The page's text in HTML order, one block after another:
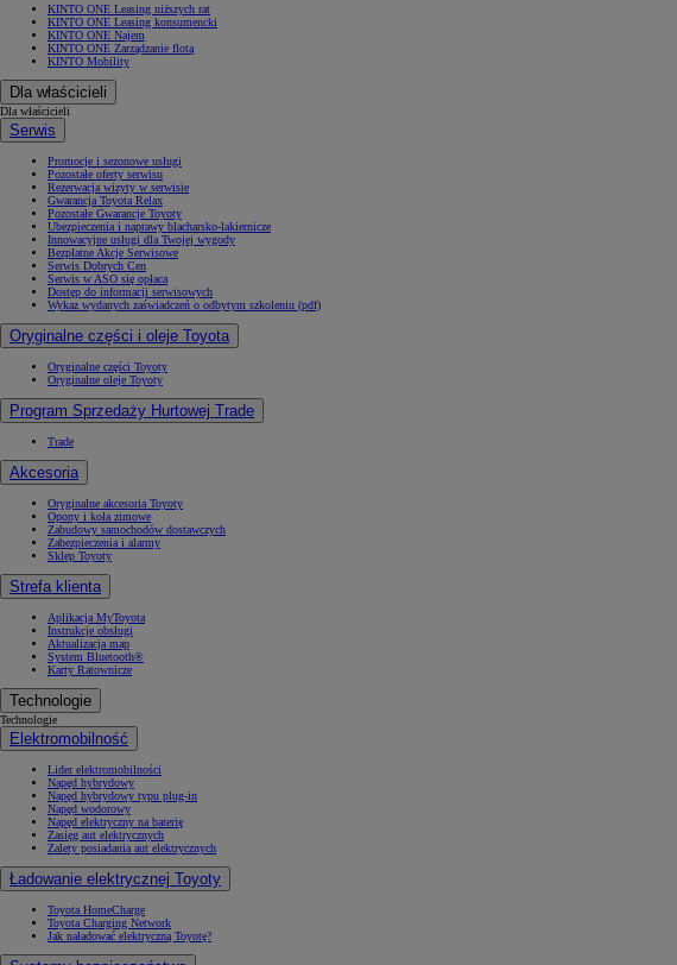
KINTO ONE Leasing niższych rat
KINTO ONE Leasing konsumencki
KINTO ONE Najem
KINTO ONE Zarządzanie flotą
KINTO Mobility
Dla właścicieli
Dla właścicieli
Serwis
Promocje i sezonowe usługi
Pozostałe oferty serwisu
Rezerwacja wizyty w serwisie
Gwarancja Toyota Relax
Pozostałe Gwarancje Toyoty
Ubezpieczenia i naprawy blacharsko-lakiernicze
Innowacyjne usługi dla Twojej wygody
Bezpłatne Akcje Serwisowe
Serwis Dobrych Cen
Serwis w ASO się opłaca
Dostęp do informacji serwisowych
Wykaz wydanych zaświadczeń o odbytym szkoleniu (pdf)
Oryginalne części i oleje Toyota
Oryginalne części Toyoty
Oryginalne oleje Toyoty
Program Sprzedaży Hurtowej Trade
Trade
Akcesoria
Oryginalne akcesoria Toyoty
Opony i koła zimowe
Zabudowy samochodów dostawczych
Zabezpieczenia i alarmy
Sklep Toyoty
Strefa klienta
Aplikacja MyToyota
Instrukcje obsługi
Aktualizacja map
System Bluetooth®
Karty Ratownicze
Technologie
Technologie
Elektromobilność
Lider elektromobilności
Napęd hybrydowy
Napęd hybrydowy typu plug-in
Napęd wodorowy
Napęd elektryczny na baterię
Zasięg aut elektrycznych
Zalety posiadania aut elektrycznych
Ładowanie elektrycznej Toyoty
Toyota HomeCharge
Toyota Charging Network
Jak naładować elektryczną Toyotę?